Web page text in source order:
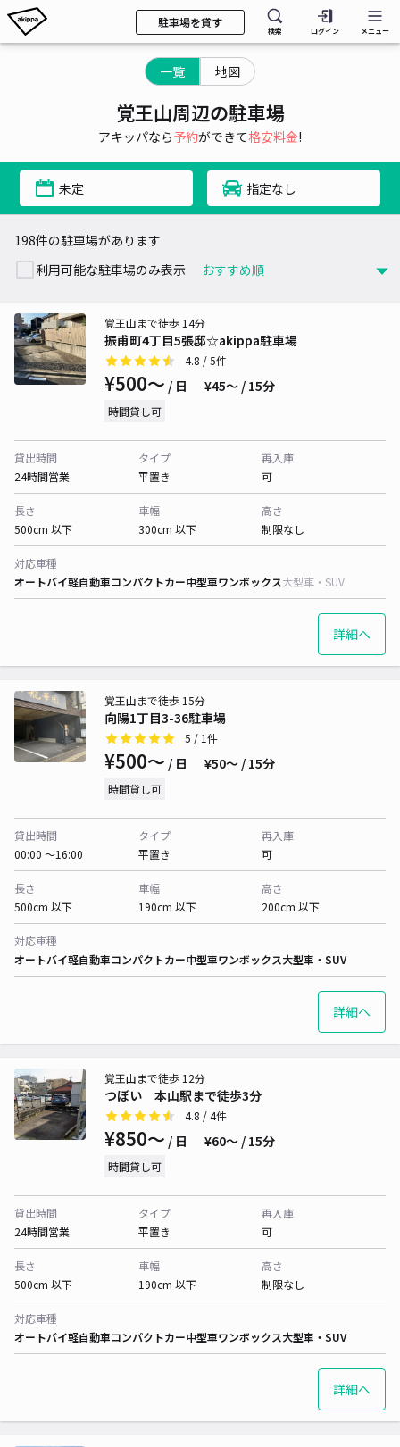
駐車場を貸す
検索 ログイン メニュー
一覧 地図
覚王山周辺の駐車場
アキッパなら予約ができて格安料金!
未定 指定なし
198件の駐車場があります
利用可能な駐車場のみ表示
振甫町4丁目5張邸☆akippa駐車場
覚王山まで徒歩 14分
4.8 / 5件
¥500〜 / 日 ¥45〜 / 15分
時間貸し可
貸出時間
24時間営業
タイプ
平置き
再入庫
可
長さ
500cm 以下
車幅
300cm 以下
高さ
制限なし
対応車種
オートバイ軽自動車コンパクトカー中型車ワンボックス大型車・SUV
詳細へ
向陽1丁目3-36駐車場
覚王山まで徒歩 15分
5 / 1件
¥500〜 / 日 ¥50〜 / 15分
時間貸し可
貸出時間
00:00 〜16:00
タイプ
平置き
再入庫
可
長さ
500cm 以下
車幅
190cm 以下
高さ
200cm 以下
対応車種
オートバイ軽自動車コンパクトカー中型車ワンボックス大型車・SUV
詳細へ
つぼい 本山駅まで徒歩3分
覚王山まで徒歩 12分
4.8 / 4件
¥850〜 / 日 ¥60〜 / 15分
時間貸し可
貸出時間
24時間営業
タイプ
平置き
再入庫
可
長さ
500cm 以下
車幅
190cm 以下
高さ
制限なし
対応車種
オートバイ軽自動車コンパクトカー中型車ワンボックス大型車・SUV
詳細へ